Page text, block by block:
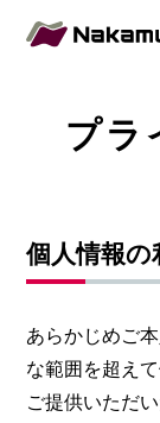
プラ
個人情報の
あらかじめご
な範囲を超え
ご提供いただ